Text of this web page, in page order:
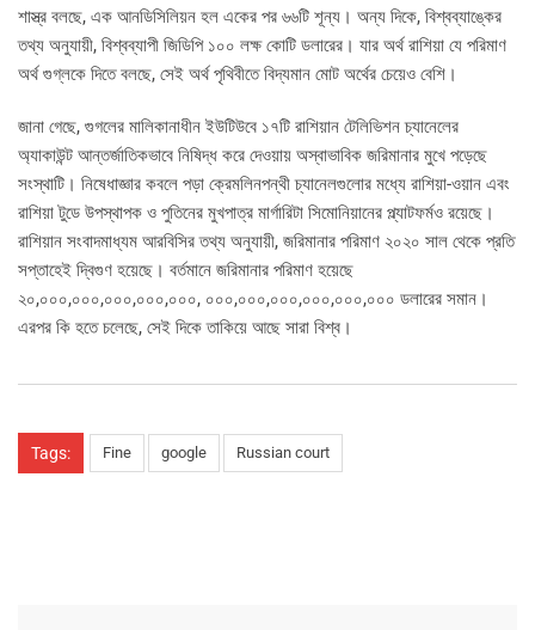
শাস্ত্র বলছে, এক আনডিসিলিয়ন হল একের পর ৬৬টি শূন্য। অন্য দিকে, বিশ্বব্যাঙ্কের
তথ্য অনুযায়ী, বিশ্বব্যাপী জিডিপি ১০০ লক্ষ কোটি ডলারের। যার অর্থ রাশিয়া যে পরিমাণ
অর্থ গুগ্‌লকে দিতে বলছে, সেই অর্থ পৃথিবীতে বিদ্যমান মোট অর্থের চেয়েও বেশি।
জানা গেছে, গুগলের মালিকানাধীন ইউটিউবে ১৭টি রাশিয়ান টেলিভিশন চ্যানেলের
অ্যাকাউন্ট আন্তর্জাতিকভাবে নিষিদ্ধ করে দেওয়ায় অস্বাভাবিক জরিমানার মুখে পড়েছে
সংস্থাটি। নিষেধাজ্ঞার কবলে পড়া ক্রেমলিনপন্থী চ্যানেলগুলোর মধ্যে রাশিয়া-ওয়ান এবং
রাশিয়া টুডে উপস্থাপক ও পুতিনের মুখপাত্র মার্গারিটা সিমোনিয়ানের প্ল্যাটফর্মও রয়েছে।
রাশিয়ান সংবাদমাধ্যম আরবিসির তথ্য অনুযায়ী, জরিমানার পরিমাণ ২০২০ সাল থেকে প্রতি
সপ্তাহেই দ্বিগুণ হয়েছে। বর্তমানে জরিমানার পরিমাণ হয়েছে
২০,০০০,০০০,০০০,০০০,০০০, ০০০,০০০,০০০,০০০,০০০,০০০ ডলারের সমান।
এরপর কি হতে চলেছে, সেই দিকে তাকিয়ে আছে সারা বিশ্ব।
Tags: Fine google Russian court